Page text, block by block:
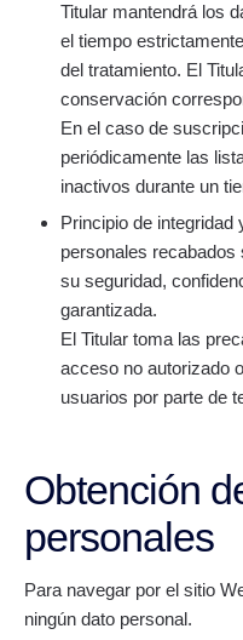
Titular mantendrá los
el tiempo
del tratamiento. El
conservación
En el caso de
periódicamente las
inactivos durante un
Principio de integridad
personales recabados
su seguridad,
garantizada.
El Titular toma las
acceso no autorizado
usuarios por parte de
Obtención
personales
Para navegar por el sitio
ningún dato personal.